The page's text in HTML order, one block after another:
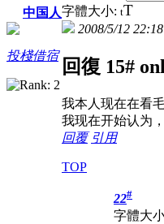
中国人
投棧借宿
字體大小: tT
2008/5/12 22:18
回復 15#
我本人现在在看
我现在开始认为
回覆 引用
TOP
22#
字體大